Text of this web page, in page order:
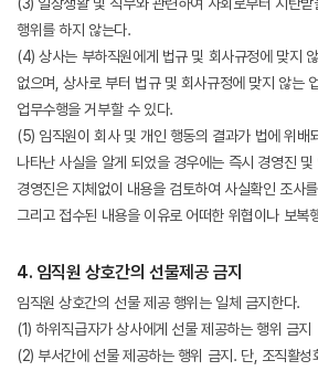
행위를 하지 않는다.
(4) 상사는 부하직원에게 법규 및 회사규정에 맞지
없으며, 상사로 부터 법규 및 회사규정에 맞지 않는
업무수행을 거부할 수 있다.
(5) 임직원이 회사 및 개인 행동의 결과가 법에 위배
나타난 사실을 알게 되었을 경우에는 즉시 경영진
경영진은 지체없이 내용을 검토하여 사실확인 조사
그리고 접수된 내용을 이유로 어떠한 위협이나 보복
4. 임직원 상호간의 선물제공 금지
임직원 상호간의 선물 제공 행위는 일체 금지한다.
(1) 하위직급자가 상사에게 선물 제공하는 행위 금지
(2) 부서간에 선물 제공하는 행위 금지. 단, 조직활